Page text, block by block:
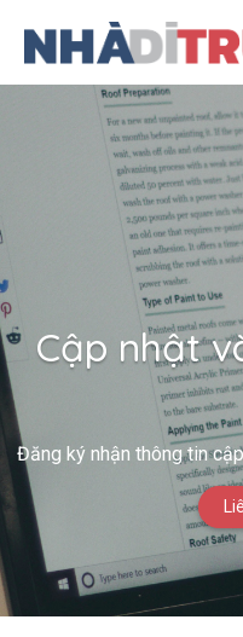
Cập nhật
Đăng ký nhận thông tin